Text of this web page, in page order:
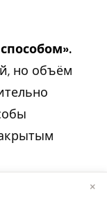
но объём
×